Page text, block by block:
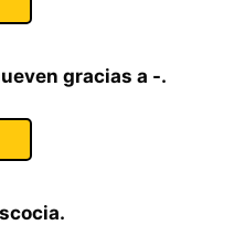
gracias a -.